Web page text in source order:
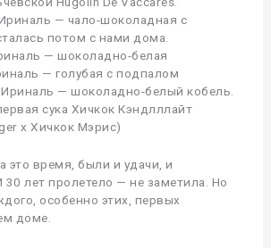
— чало-шоколадная с
потом с нами дома.
— шоколадно-белая
— голубая с подпалом
Ириналь — шоколадно-белый кобель.
сука Хичкок Кэндлллайт
x Хичкок Мэрис)
это время, были и удачи, и
30 лет пролетело — не заметила. Но
особенно этих, первых
доме.